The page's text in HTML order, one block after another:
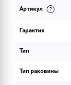
ИНСТРУКЦИИ И
Артикул
Гарантия
Тип
Тип раковины